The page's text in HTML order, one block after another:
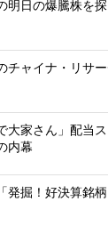
明日の爆騰株を探
チャイナ・リサ
大家さん」配当ス
内幕
発掘！好決算銘柄